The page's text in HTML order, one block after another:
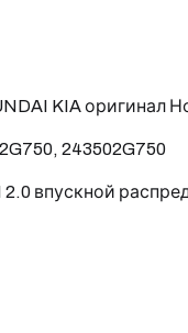
KIA оригинал
243502G750
впускной